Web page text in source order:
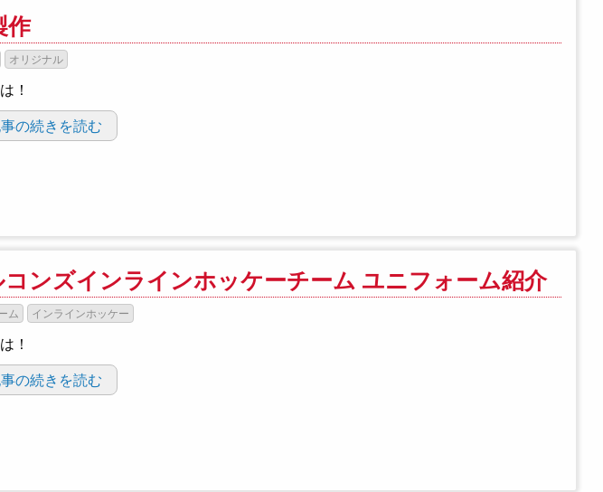
作
オリジナル
！
の続きを読む
ンズインラインホッケーチーム ユニフォーム紹介
ム インラインホッケー
！
の続きを読む